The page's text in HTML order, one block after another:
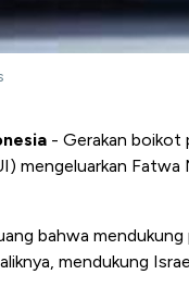
- Gerakan boikot
mengeluarkan
bahwa
mendukung